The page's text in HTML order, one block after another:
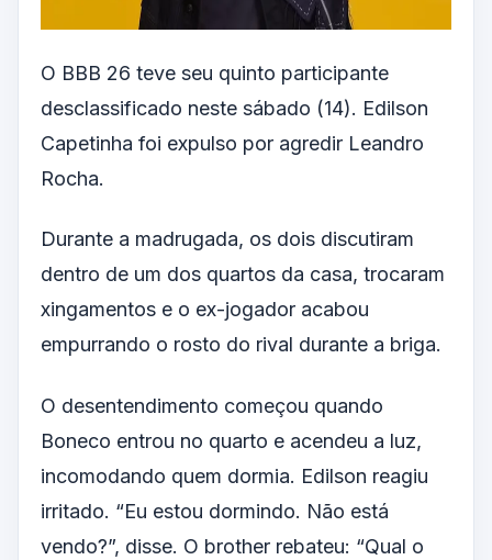
O BBB 26 teve seu quinto participante
desclassificado neste sábado (14). Edilson
Capetinha foi expulso por agredir Leandro
Rocha.
Durante a madrugada, os dois discutiram
dentro de um dos quartos da casa, trocaram
xingamentos e o ex-jogador acabou
empurrando o rosto do rival durante a briga.
O desentendimento começou quando
Boneco entrou no quarto e acendeu a luz,
incomodando quem dormia. Edilson reagiu
irritado. “Eu estou dormindo. Não está
vendo?”, disse. O brother rebateu: “Qual o